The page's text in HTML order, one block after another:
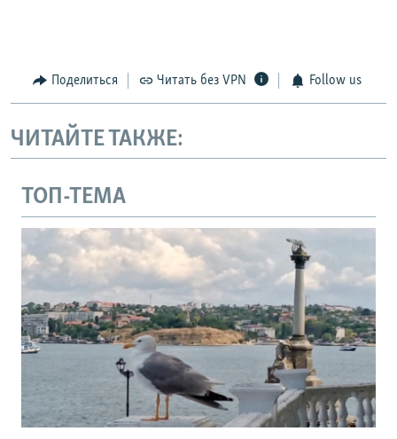
Поделиться Читать без VPN Follow us
ЧИТАЙТЕ ТАКЖЕ:
ТОП-ТЕМА